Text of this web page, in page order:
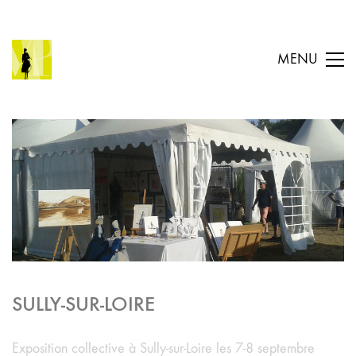
MENU
SULLY-SUR-LOIRE
Exposition collective à Sully-sur-Loire les 7-8 septembre